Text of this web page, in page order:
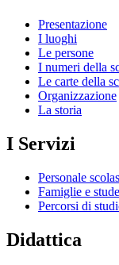
Presentazione
I luoghi
Le persone
I numeri della
Le carte della
Organizzazione
La storia
I Servizi
Personale
Famiglie e
Percorsi di
Didattica